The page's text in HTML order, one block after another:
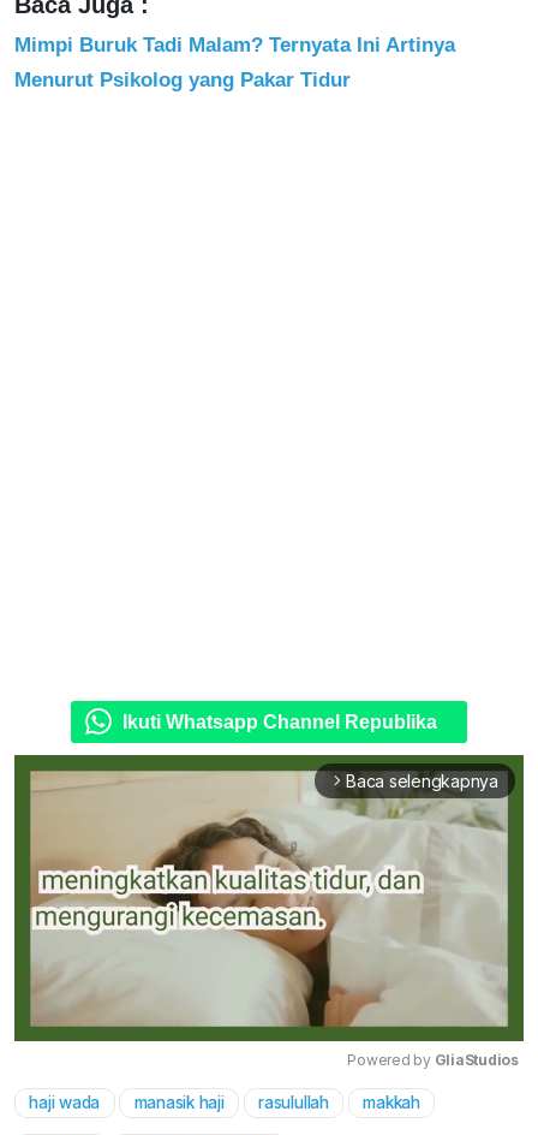
Mimpi Buruk Tadi Malam? Ternyata Ini Artinya
Menurut Psikolog yang Pakar Tidur
Ikuti Whatsapp Channel Republika
arrow_forward_ios Baca selengkapnya
Powered by GliaStudios
haji wada manasik haji rasulullah makkah